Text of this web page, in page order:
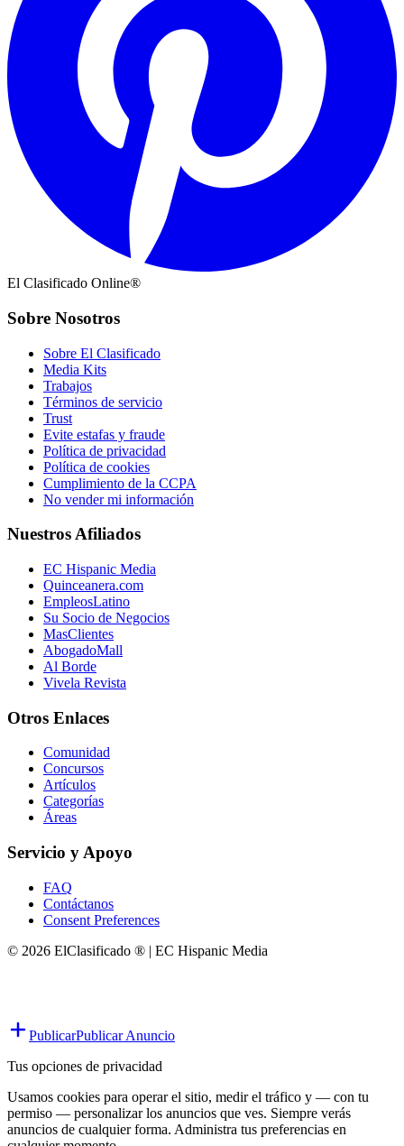
El Clasificado Online®
Sobre Nosotros
Sobre El Clasificado
Media Kits
Trabajos
Términos de servicio
Trust
Evite estafas y fraude
Política de privacidad
Política de cookies
Cumplimiento de la CCPA
No vender mi información
Nuestros Afiliados
EC Hispanic Media
Quinceanera.com
EmpleosLatino
Su Socio de Negocios
MasClientes
AbogadoMall
Al Borde
Vivela Revista
Otros Enlaces
Comunidad
Concursos
Artículos
Categorías
Áreas
Servicio y Apoyo
FAQ
Contáctanos
Consent Preferences
© 2026 ElClasificado ® | EC Hispanic Media
PublicarPublicar Anuncio
Tus opciones de privacidad
Usamos cookies para operar el sitio, medir el tráfico y — con tu
permiso — personalizar los anuncios que ves. Siempre verás
anuncios de cualquier forma. Administra tus preferencias en